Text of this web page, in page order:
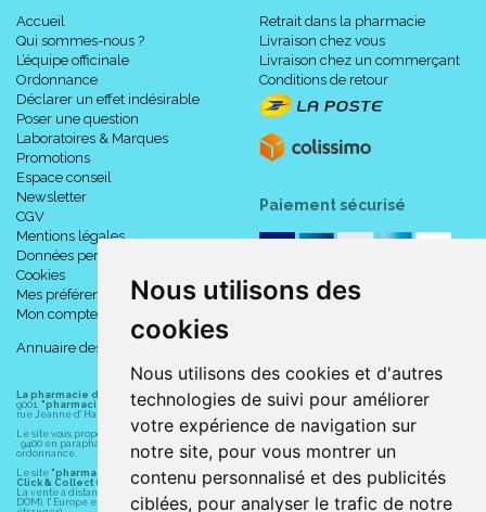
Nous utilisons des
cookies
Nous utilisons des cookies et d'autres
technologies de suivi pour améliorer
votre expérience de navigation sur
notre site, pour vous montrer un
contenu personnalisé et des publicités
ciblées, pour analyser le trafic de notre
Accueil
Qui sommes-nous ?
L’équipe officinale
Ordonnance
Déclarer un effet indésirable
Poser une question
Laboratoires & Marques
Promotions
Espace conseil
Newsletter
CGV
Mentions légales
Données personnelles
Cookies
Mes préférences Cookies
Mon compte
Annuaire des pharmacies
Retrait dans la pharmacie
Livraison chez vous
Livraison chez un commerçant
Conditions de retour
Paiement sécurisé
La pharmacie du centre à Albert (80300) est une pharmacie française certifiée ISO
9001. "pharmacie-du-centre-albert.fr "est le site internet de la pharmacie du centre
rue Jeanne d' Harcourt, 80300 Albert.
Le site vous propose un large choix de plus de 11000 références, au prix les plus bas possible
: 9400 en parapharmacie, animaux, orthopédie, matériel médical. 1700 en médicaments sans
ordonnance.
Le site "pharmacie-du-centre-albert.fr" vous propose les service suivants :
Click & Collect (retrait gratuit dans la pharmacie).
La vente à distance chez vous et/ou chez un commerçant sur la France (Andorre, Monaco et
DOM), l' Europe et le monde entier (livraison assuré par Colissimo et ses partenaires à l'